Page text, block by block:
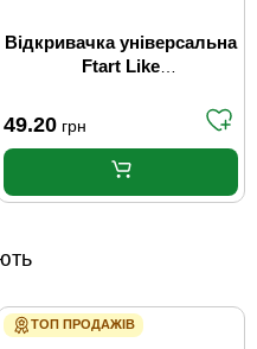
Відкривачка універсальна
Ftart Like
49.20 грн
ТОП ПРОДАЖІВ